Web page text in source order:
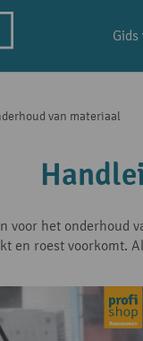
van materiaal
voor het onderhoud
en roest voorkomt.